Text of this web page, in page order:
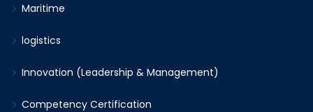
Maritime
logistics
Innovation (Leadership & Management)
Competency Certification